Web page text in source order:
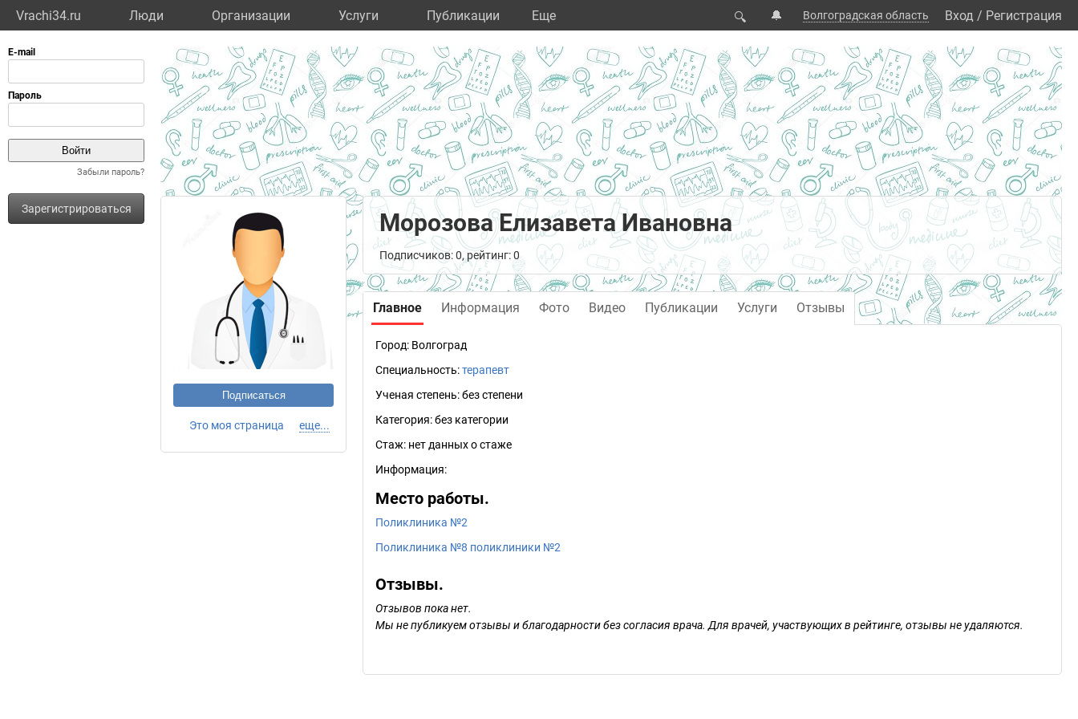
Vrachi34.ru Люди Организации Услуги Публикации Eще 🔍 🔔 Волгоградская область Вход / Регистрация
Забыли пароль?
Зарегистрироваться
Подписаться
Это моя страница еще...
Морозова Елизавета Ивановна
Подписчиков: 0, рейтинг: 0
Главное Информация Фото Видео Публикации Услуги Отзывы
Город: Волгоград
Специальность:терапевт
Ученая степень:без степени
Категория:без категории
Стаж: нет данных о стаже
Информация:
Место работы.
Поликлиника №2
Поликлиника №8 поликлиники №2
Отзывы.
Отзывов пока нет.
Мы не публикуем отзывы и благодарности без согласия врача. Для врачей, участвующих в рейтинге, отзывы не удаляются.